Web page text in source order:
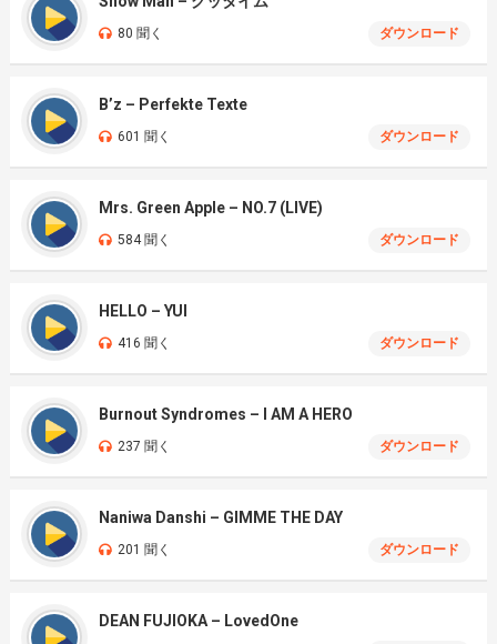
80 聞く ダウンロード
B’z – Perfekte Texte
601 聞く ダウンロード
Mrs. Green Apple – NO.7 (LIVE)
584 聞く ダウンロード
HELLO – YUI
416 聞く ダウンロード
Burnout Syndromes – I AM A HERO
237 聞く ダウンロード
Naniwa Danshi – GIMME THE DAY
201 聞く ダウンロード
DEAN FUJIOKA – LovedOne